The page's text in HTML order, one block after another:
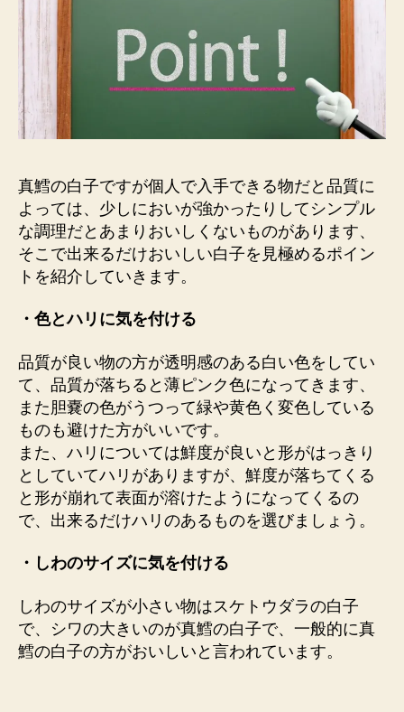
真鱈の白子ですが個人で入手できる物だと品質に
よっては、少しにおいが強かったりしてシンプル
な調理だとあまりおいしくないものがあります、
そこで出来るだけおいしい白子を見極めるポイン
トを紹介していきます。
・色とハリに気を付ける
品質が良い物の方が透明感のある白い色をしてい
て、品質が落ちると薄ピンク色になってきます、
また胆嚢の色がうつって緑や黄色く変色している
ものも避けた方がいいです。
また、ハリについては鮮度が良いと形がはっきり
としていてハリがありますが、鮮度が落ちてくる
と形が崩れて表面が溶けたようになってくるの
で、出来るだけハリのあるものを選びましょう。
・しわのサイズに気を付ける
しわのサイズが小さい物はスケトウダラの白子
で、シワの大きいのが真鱈の白子で、一般的に真
鱈の白子の方がおいしいと言われています。